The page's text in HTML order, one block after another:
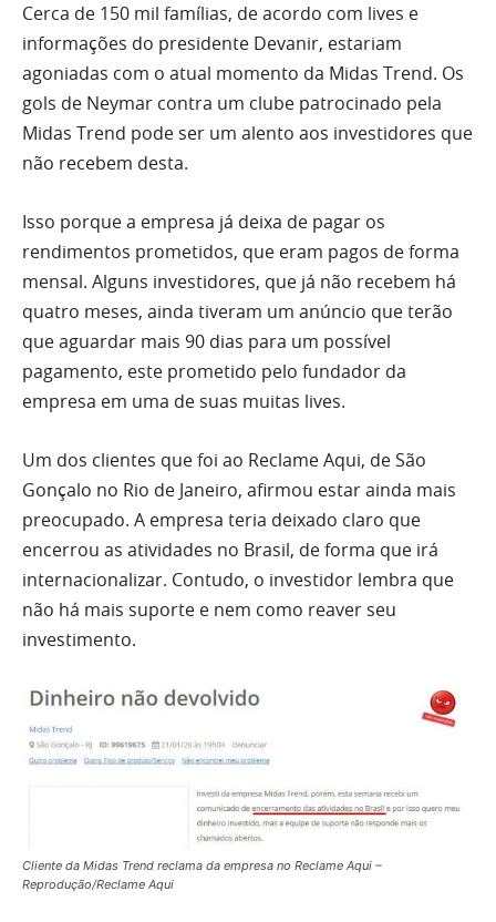
Cerca de 150 mil famílias, de acordo com lives e
informações do presidente Devanir, estariam
agoniadas com o atual momento da Midas Trend. Os
gols de Neymar contra um clube patrocinado pela
Midas Trend pode ser um alento aos investidores que
não recebem desta.
Isso porque a empresa já deixa de pagar os
rendimentos prometidos, que eram pagos de forma
mensal. Alguns investidores, que já não recebem há
quatro meses, ainda tiveram um anúncio que terão
que aguardar mais 90 dias para um possível
pagamento, este prometido pelo fundador da
empresa em uma de suas muitas lives.
Um dos clientes que foi ao Reclame Aqui, de São
Gonçalo no Rio de Janeiro, afirmou estar ainda mais
preocupado. A empresa teria deixado claro que
encerrou as atividades no Brasil, de forma que irá
internacionalizar. Contudo, o investidor lembra que
não há mais suporte e nem como reaver seu
investimento.
Cliente da Midas Trend reclama da empresa no Reclame Aqui –
Reprodução/Reclame Aqui